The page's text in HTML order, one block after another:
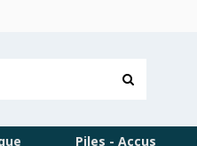
Piles - Accus